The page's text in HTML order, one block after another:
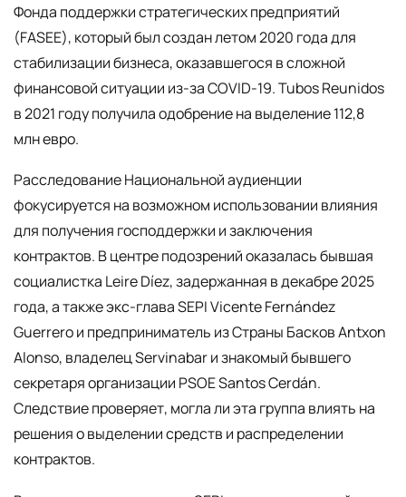
Фонда поддержки стратегических предприятий
(FASEE), который был создан летом 2020 года для
стабилизации бизнеса, оказавшегося в сложной
финансовой ситуации из-за COVID-19. Tubos Reunidos
в 2021 году получила одобрение на выделение 112,8
млн евро.
Расследование Национальной аудиенции
фокусируется на возможном использовании влияния
для получения господдержки и заключения
контрактов. В центре подозрений оказалась бывшая
социалистка Leire Díez, задержанная в декабре 2025
года, а также экс-глава SEPI Vicente Fernández
Guerrero и предприниматель из Страны Басков Antxon
Alonso, владелец Servinabar и знакомый бывшего
секретаря организации PSOE Santos Cerdán.
Следствие проверяет, могла ли эта группа влиять на
решения о выделении средств и распределении
контрактов.